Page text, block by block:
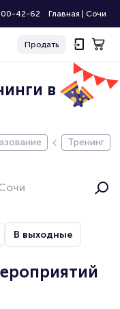
42-62 Главная Сочи
Продать
в
Тренинг
В выходные